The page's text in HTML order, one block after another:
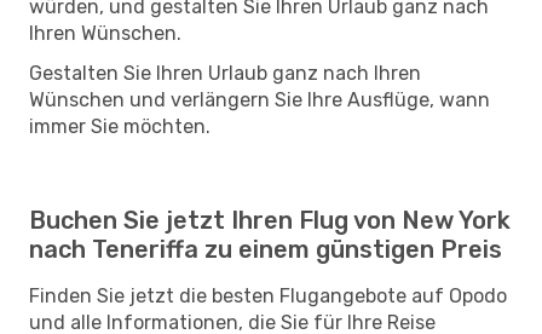
würden, und gestalten Sie Ihren Urlaub ganz nach
Ihren Wünschen.
Gestalten Sie Ihren Urlaub ganz nach Ihren
Wünschen und verlängern Sie Ihre Ausflüge, wann
immer Sie möchten.
Buchen Sie jetzt Ihren Flug von New York
nach Teneriffa zu einem günstigen Preis
Finden Sie jetzt die besten Flugangebote auf Opodo
und alle Informationen, die Sie für Ihre Reise